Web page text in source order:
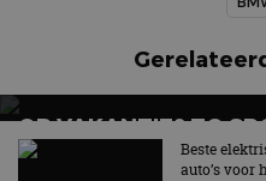
OP VAKANTIE? ZO
MORGEN
Beste
auto’s voor